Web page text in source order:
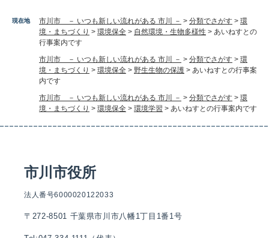
現在地 市川市 － いつも新しい流れがある 市川 － > 分類でさがす > 環
境・まちづくり > 環境保全 > 自然環境・生物多様性 > あいねすとの
行事案内です
市川市 － いつも新しい流れがある 市川 － > 分類でさがす > 環
境・まちづくり > 環境保全 > 野生生物の保護 > あいねすとの行事案
内です
市川市 － いつも新しい流れがある 市川 － > 分類でさがす > 環
境・まちづくり > 環境保全 > 環境学習 > あいねすとの行事案内です
市川市役所
法人番号6000020122033
〒272-8501 千葉県市川市八幡1丁目1番1号